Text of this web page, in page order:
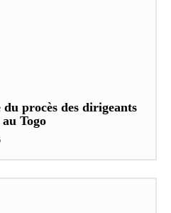
procès des dirigeants
Togo